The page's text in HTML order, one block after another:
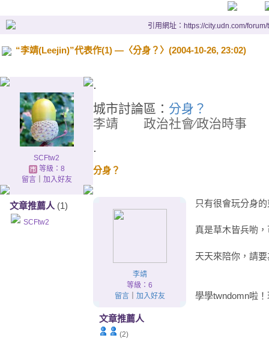
引用網址：https://city.udn.com/
“李靖(Leejin)”代表作(1) —〈分身？〉(2004-10-26, 23:02)
SCFtw2
等級：8
留言｜ 加入好友
文章推薦人 (1)
SCFtw2
.
城市討論區： 分身？
李靖 政治社會∕政治時
.
分身？
李靖
等級：6
留言｜ 加入好友
文章推薦人
(2)
只有很會玩分身
真是草木皆兵喲
天天來陪你，請
學學twndomn啦